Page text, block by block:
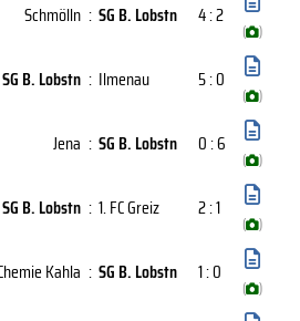
Schmölln : SG B. Lobstn 4 : 2
( )
SG B. Lobstn : Ilmenau 5 : 0
( )
Jena : SG B. Lobstn 0 : 6
( )
SG B. Lobstn : 1. FC Greiz 2 : 1
( )
Kahla : SG B. Lobstn 1 : 0
( )